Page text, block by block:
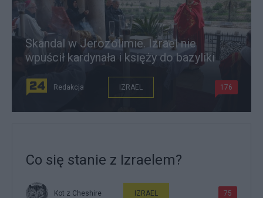
Skandal w Jerozolimie. Izrael nie
wpuścił kardynała i księży do bazyliki
Redakcja IZRAEL 176
Co się stanie z Izraelem?
Kot z Cheshire IZRAEL 75